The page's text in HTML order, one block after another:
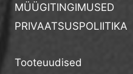
MÜÜGITINGIMUSED
PRIVAATSUSPOLIITIKA
Tooteuudised